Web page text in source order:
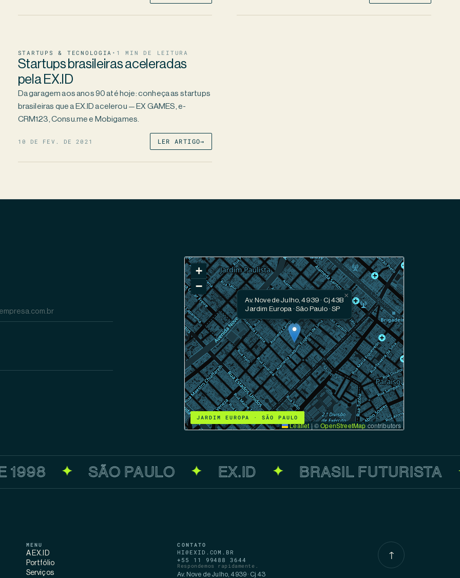
STARTUPS & TECNOLOGIA • 1 MIN DE LEITURA
Startups brasileiras aceleradas
pela EX.ID
Da garagem aos anos 90 até hoje: conheça as startups
brasileiras que a EX.ID acelerou — EX GAMES, e-
CRM123, Consu.me e Mobigames.
10 DE FEV. DE 2021 LER ARTIGO→
Av. Nove de Julho, 4939 · Cj 43B
Jardim Europa · São Paulo · SP
×
+
−
Leaflet|©OpenStreetMapcontributors
JARDIM EUROPA · SÃO PAULO
1998 ✦ SÃO PAULO ✦ EX.ID ✦ BRASIL FUTURISTA
MENU
A EX.ID
Portfólio
Serviços
CONTATO
HI@EXID.COM.BR
+55 11 99488 3644
Respondemos rapidamente.
Av. Nove de Julho, 4939 · Cj 43
↑